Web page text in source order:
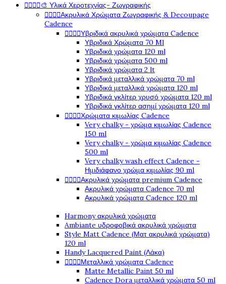
🎨 Υλικά Χεροτεχνίας- Ζωγραφικής
Ακρυλικά Χρώματα Ζωγραφικής & Decoupage
Cadence
Υβριδικά ακρυλικά χρώματα Cadence
Υβριδικά Χρώματα 70 Ml
Υβριδικά χρώματα 120 ml
Υβριδικά χρώματα 500 ml
Υβριδικά χρώματα 2 lt
Υβριδικά μεταλλικά χρώματα 70 ml
Υβριδικά μεταλλικά χρώματα 120 ml
Υβριδικά γκλίτερ χρυσό χρώματα 120 ml
Υβριδικά γκλίτερ ασημί χρώματα 120 ml
Χρώματα κιμωλίας Cadence
Very chalky - χρώμα κιμωλίας Cadence
150 ml
Very chalky - χρώμα κιμωλίας Cadence
500 ml
Very chalky wash effect Cadence -
Ημιδιάφανο χρώμα κιμωλίας 90 ml
Ακρυλικά χρώματα premium Cadence
Ακρυλικά χρώματα Cadence 70 ml
Ακρυλικά χρώματα Cadence 120 ml
Harmony ακρυλικά χρώματα
Ambiante υδροφοβικά ακρυλικά χρώματα
Style Matt Cadence (Ματ ακρυλικά χρώματα)
120 ml
Handy Lacquered Paint (Λάκα)
Μεταλλικά χρώματα Cadence
Matte Metallic Paint 50 ml
Cadence Dora μεταλλικά χρώματα 50 ml